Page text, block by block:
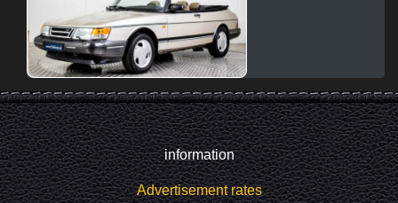
information
Advertisement rates